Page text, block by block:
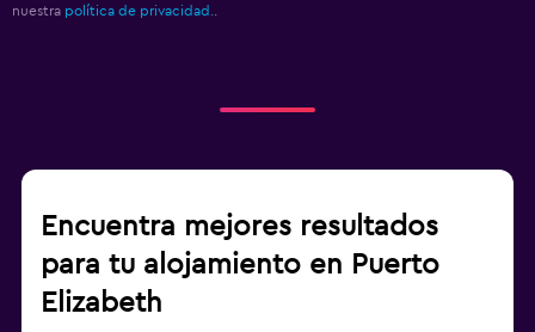
nuestra política de privacidad.
Encuentra mejores resultados
para tu alojamiento en Puerto
Elizabeth